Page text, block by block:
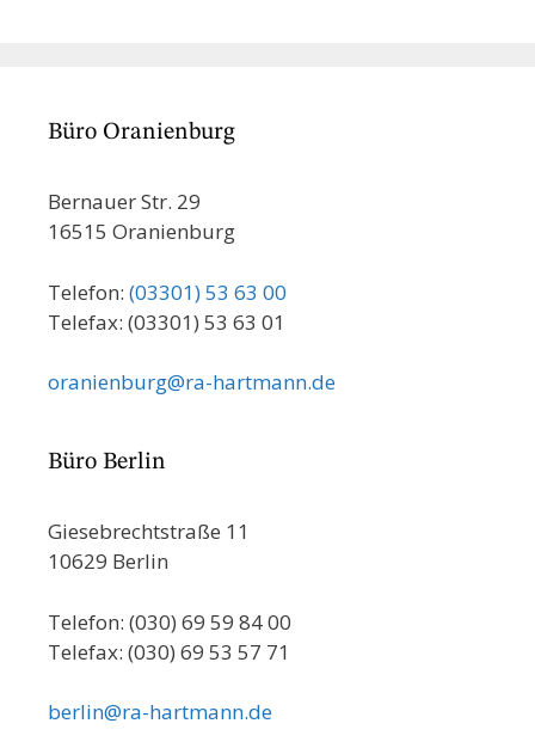
Büro Oranienburg
Bernauer Str. 29
16515 Oranienburg
Telefon: (03301) 53 63 00
Telefax: (03301) 53 63 01
oranienburg@ra-hartmann.de
Büro Berlin
Giesebrechtstraße 11
10629 Berlin
Telefon: (030) 69 59 84 00
Telefax: (030) 69 53 57 71
berlin@ra-hartmann.de